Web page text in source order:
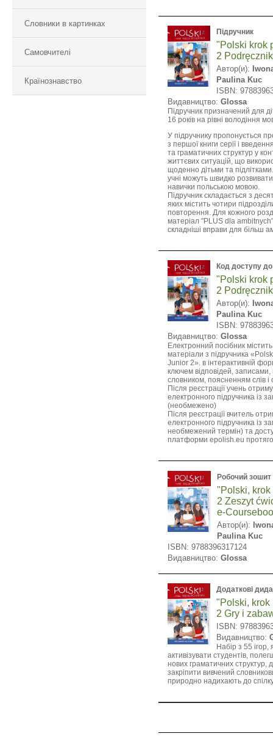
Словники в картинках
Самовчителі
Країнознавство
Підручник
"Polski krok
2
Автор(и):
Paulina Kuc
ISBN:
Видавництво: Glossa
Підручник призначений для
16 років на рівні володіння
У підручнику пропонується
з першої книги серії і
та граматичних структур у
життєвих ситуацій, що
щоденно дітьми та
учні можуть швидко розвивати
навички польською мовою.
Підручник складається з
яких містить чотири
повторення. Для кожного
матеріал "PLUS dla
складніші вправи для більш
Код доступу
"Polski krok
2
Автор(и):
Paulina Kuc
ISBN:
Видавництво: Glossa
Електронний посібник
матеріали з підручника
Junior 2». в інтерактивній
ключем відповідей,
словником, поясненням слів і
Після реєстрації учень
електронного підручника із
(необмежено)
Після реєстрації вчитель
електронного підручника із
необмежений термін) та
платформи epolish.eu
Робочий зошит
"Polski, krok
2 Zeszyt
e-
Автор(и):
Paulina Kuc
ISBN: 9788396317124
Видавництво: Glossa
Додаткові
"Polski, krok
2 Gry i
ISBN:
Видавництво:
Набір з 55 ігор,
активізувати студентів,
нових граматичних структур,
закріпити вивчений
природно надихають до